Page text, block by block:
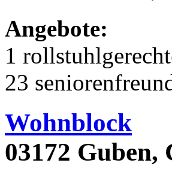
Angebote:
1
23
Wohnblock
03172 Guben,